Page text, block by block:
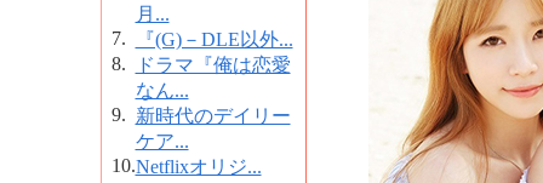
月...
7.
『(G)－DLE以外...
8.
ドラマ『俺は恋愛
なん...
9. 新時代のデイリー
ケア...
10.Netflixオリジ...